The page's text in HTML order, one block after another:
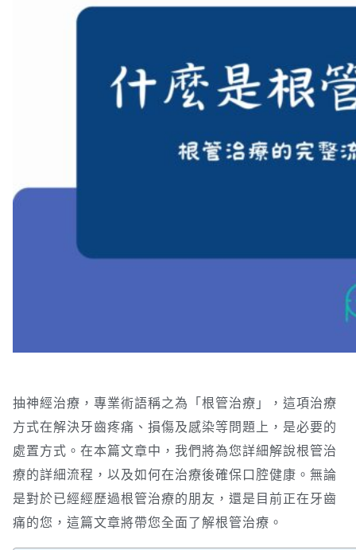
抽神經治療，專業術語稱之為「根管治療」，這項治療
方式在解決牙齒疼痛、損傷及感染等問題上，是必要的
處置方式。在本篇文章中，我們將為您詳細解說根管治
療的詳細流程，以及如何在治療後確保口腔健康。無論
是對於已經經歷過根管治療的朋友，還是目前正在牙齒
痛的您，這篇文章將帶您全面了解根管治療。